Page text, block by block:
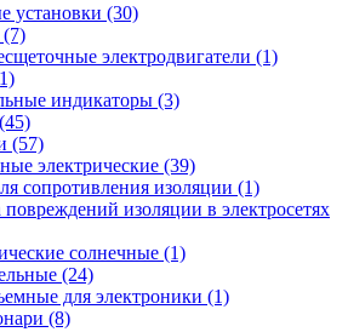
установки (30)
(7)
электродвигатели (1)
индикаторы (3)
(57)
электрические (39)
сопротивления изоляции (1)
изоляции в электросетях
солнечные (1)
(24)
для электроники (1)
(8)